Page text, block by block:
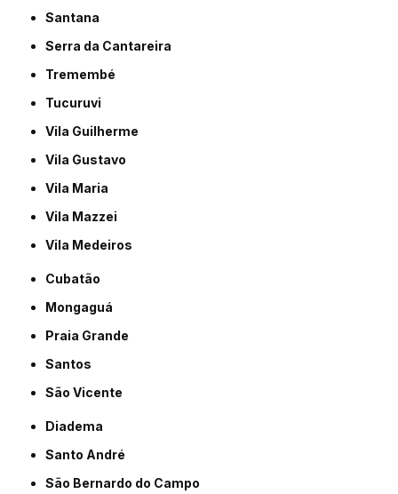
Santana
Serra da Cantareira
Tremembé
Tucuruvi
Vila Guilherme
Vila Gustavo
Vila Maria
Vila Mazzei
Vila Medeiros
Cubatão
Mongaguá
Praia Grande
Santos
São Vicente
Diadema
Santo André
São Bernardo do Campo